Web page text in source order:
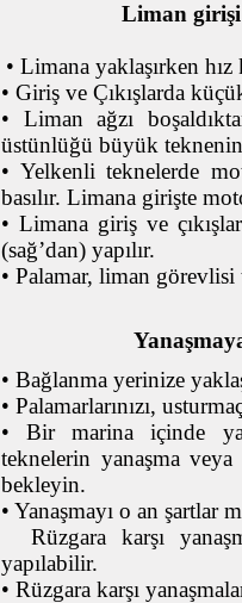
Liman girişi
• Limana yaklaşırken
• Giriş ve Çıkışlarda
• Liman ağzı
üstünlüğü büyük
• Yelkenli teknelerde
basılır. Limana girişte
•Limana giriş ve
(sağ’dan) yapılır.
• Palamar, liman görevlisi
• Bağlanma yerinize
• Palamarlarınızı,
• Bir marina içinde
teknelerin yanaşma veya
bekleyin.
• Yanaşmayı o an şartlar
Rüzgara karşı
yapılabilir.
• Rüzgara karşı